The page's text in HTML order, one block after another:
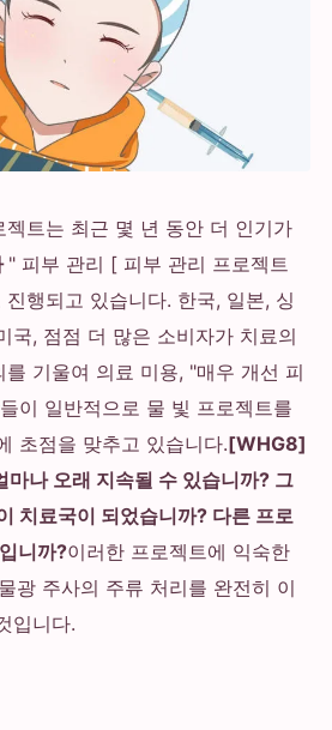
트는 최근 몇 년 동안 더 인기가
" 피부 관리 [ 피부 관리 프로젝트
행되고 있습니다. 한국, 일본, 싱
국, 점점 더 많은 소비자가 치료의
기울여 의료 미용, "매우 개선 피
이 일반적으로 물 빛 프로젝트를
초점을 맞추고 있습니다.[WHG8]
마나 오래 지속될 수 있습니까? 그
치료국이 되었습니까? 다른 프로
니까?이러한 프로젝트에 익숙한
광 주사의 주류 처리를 완전히 이
입니다.